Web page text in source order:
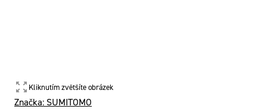
Kliknutím zvětšíte obrázek
Značka: SUMITOMO